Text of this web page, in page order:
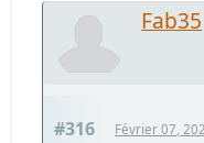
Fab35
#316 Février 07,